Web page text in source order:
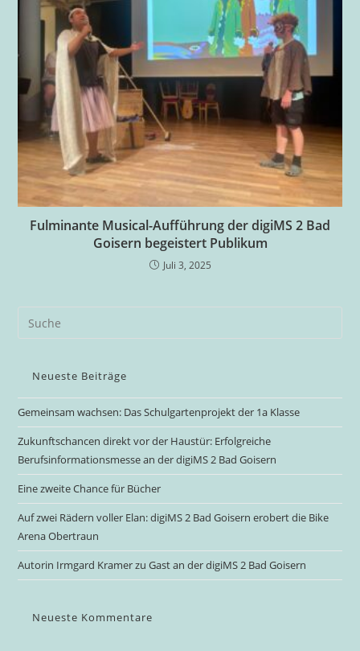
Fulminante Musical-Aufführung der digiMS 2 Bad
Goisern begeistert Publikum
Juli 3, 2025
Neueste Beiträge
Gemeinsam wachsen: Das Schulgartenprojekt der 1a Klasse
Zukunftschancen direkt vor der Haustür: Erfolgreiche
Berufsinformationsmesse an der digiMS 2 Bad Goisern
Eine zweite Chance für Bücher
Auf zwei Rädern voller Elan: digiMS 2 Bad Goisern erobert die Bike
Arena Obertraun
Autorin Irmgard Kramer zu Gast an der digiMS 2 Bad Goisern
Neueste Kommentare